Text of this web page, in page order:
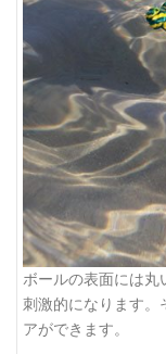
ボールの表面には丸
刺激的になります。
アができます。